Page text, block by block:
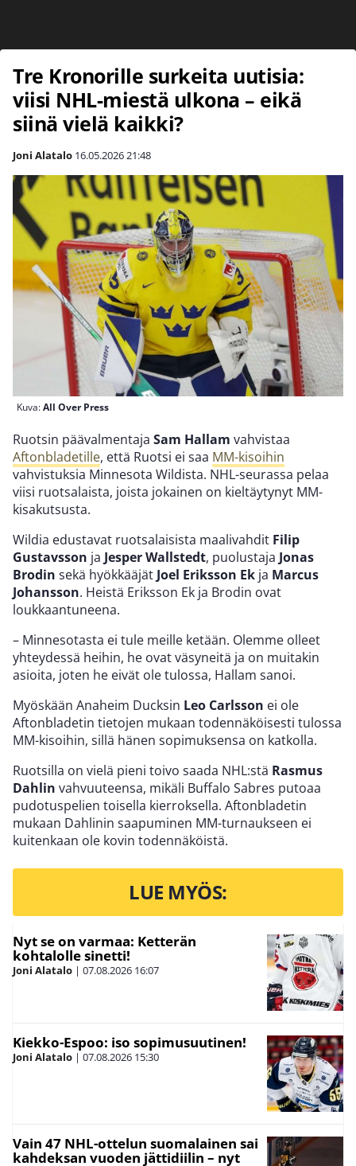
Tre Kronorille surkeita uutisia:
viisi NHL-miestä ulkona – eikä
siinä vielä kaikki?
Joni Alatalo 16.05.202621:48
Kuva:All Over Press
Ruotsin päävalmentaja Sam Hallam vahvistaa
Aftonbladetille, että Ruotsi ei saa MM-kisoihin
vahvistuksia Minnesota Wildista. NHL-seurassa pelaa
viisi ruotsalaista, joista jokainen on kieltäytynyt MM-
kisakutsusta.
Wildia edustavat ruotsalaisista maalivahdit Filip
Gustavsson ja Jesper Wallstedt, puolustaja Jonas
Brodin sekä hyökkääjät Joel Eriksson Ek ja Marcus
Johansson. Heistä Eriksson Ek ja Brodin ovat
loukkaantuneena.
– Minnesotasta ei tule meille ketään. Olemme olleet
yhteydessä heihin, he ovat väsyneitä ja on muitakin
asioita, joten he eivät ole tulossa, Hallam sanoi.
Myöskään Anaheim Ducksin Leo Carlsson ei ole
Aftonbladetin tietojen mukaan todennäköisesti tulossa
MM-kisoihin, sillä hänen sopimuksensa on katkolla.
Ruotsilla on vielä pieni toivo saada NHL:stä Rasmus
Dahlin vahvuuteensa, mikäli Buffalo Sabres putoaa
pudotuspelien toisella kierroksella. Aftonbladetin
mukaan Dahlinin saapuminen MM-turnaukseen ei
kuitenkaan ole kovin todennäköistä.
LUE MYÖS:
Nyt se on varmaa: Ketterän
kohtalolle sinetti!
Joni Alatalo | 07.08.2026 16:07
Kiekko-Espoo: iso sopimusuutinen!
Joni Alatalo | 07.08.2026 15:30
Vain 47 NHL-ottelun suomalainen sai
kahdeksan vuoden jättidiilin – nyt